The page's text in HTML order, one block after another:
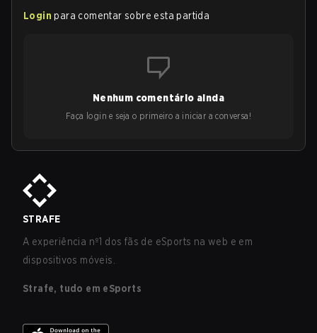
Login para comentar sobre esta partida
Nenhum comentário ainda
Faça login e seja o primeiro a iniciar a conversa!
STRAFE
A experiência nº1 dos fãs de eSports na web e em
dispositivos móveis.
Strafe, tudo em eSports